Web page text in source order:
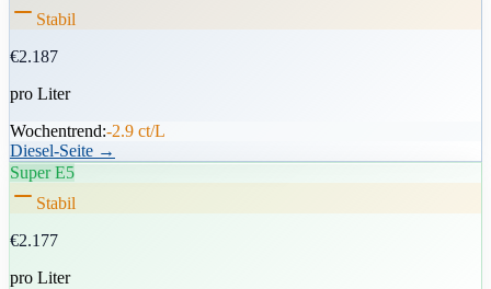
Stabil
€2.187
pro Liter
Wochentrend:-2.9 ct/L
Diesel-Seite →
Super E5
Stabil
€2.177
pro Liter